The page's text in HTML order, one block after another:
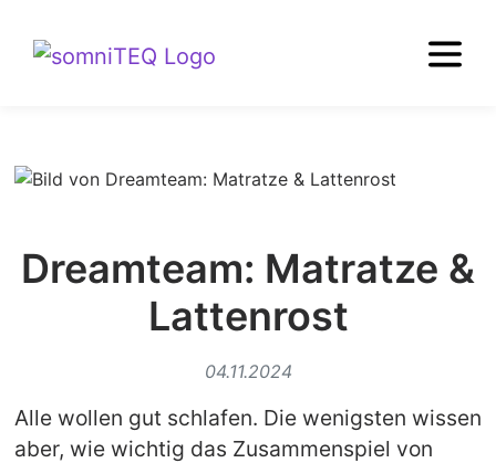
Dreamteam: Matratze &
Lattenrost
04.11.2024
Alle wollen gut schlafen. Die wenigsten wissen
aber, wie wichtig das Zusammenspiel von